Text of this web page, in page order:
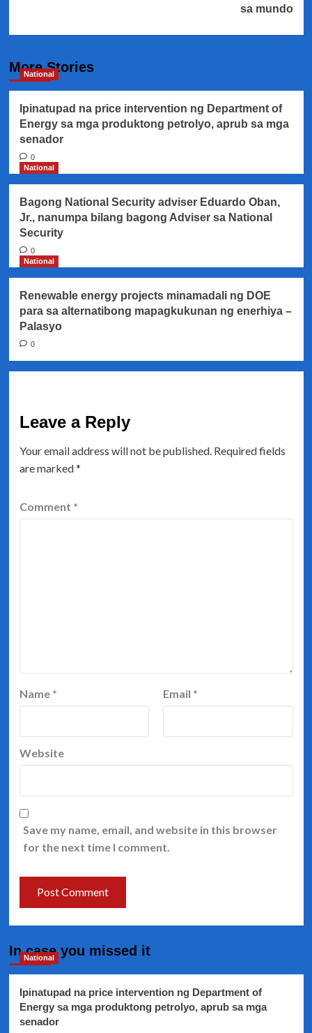
sa mundo
More Stories
National
Ipinatupad na price intervention ng Department of
Energy sa mga produktong petrolyo, aprub sa mga
senador
0
National
Bagong National Security adviser Eduardo Oban,
Jr., nanumpa bilang bagong Adviser sa National
Security
0
National
Renewable energy projects minamadali ng DOE
para sa alternatibong mapagkukunan ng enerhiya –
Palasyo
0
Leave a Reply
Your email address will not be published. Required fields
are marked*
Comment *
Name * Email *
Website
Save my name, email, and website in this browser
for the next time I comment.
In case you missed it
National
Ipinatupad na price intervention ng Department of
Energy sa mga produktong petrolyo, aprub sa mga
senador